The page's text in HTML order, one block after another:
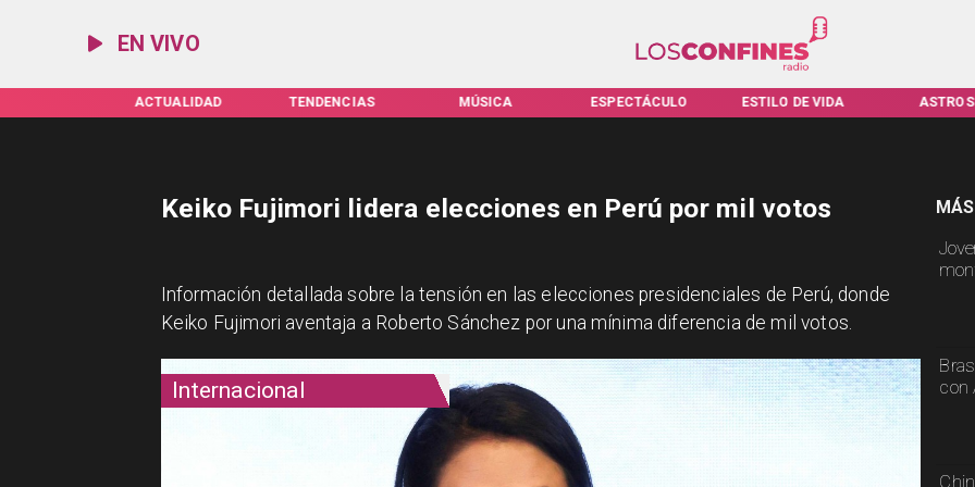
EN VIVO
TENDENCIAS MÚSICA ESPECTÁCULO ESTILO DE VIDA ASTROS
Internacional
con
Keiko Fujimori lidera elecciones en Perú por mil votos
Información detallada sobre la tensión en las elecciones presidenciales de Perú, donde
Keiko Fujimori aventaja a Roberto Sánchez por una mínima diferencia de mil votos.